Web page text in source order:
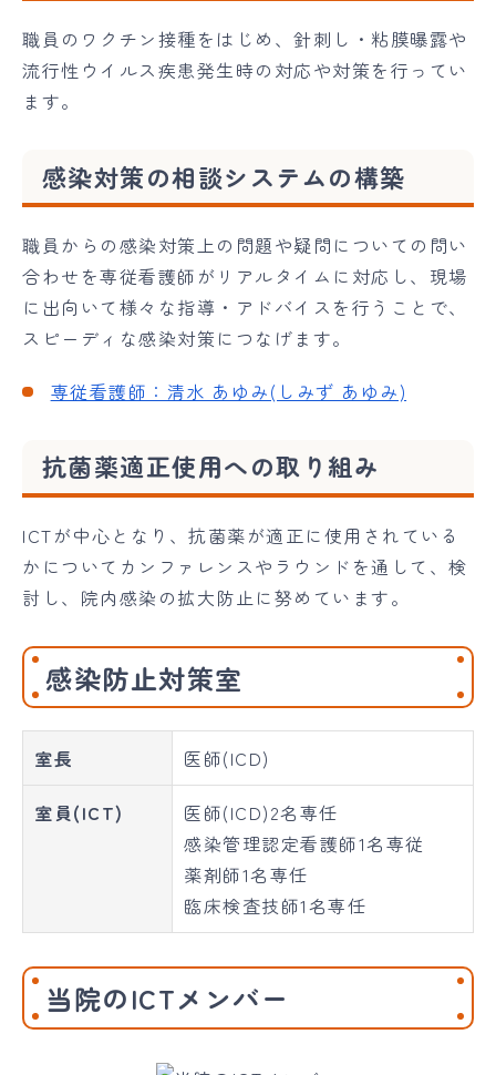
職員のワクチン接種をはじめ、針刺し・粘膜曝露や
流行性ウイルス疾患発生時の対応や対策を行ってい
ます。
感染対策の相談システムの構築
職員からの感染対策上の問題や疑問についての問い
合わせを専従看護師がリアルタイムに対応し、現場
に出向いて様々な指導・アドバイスを行うことで、
スピーディな感染対策につなげます。
専従看護師：清水 あゆみ(しみず あゆみ)
抗菌薬適正使用への取り組み
ICTが中心となり、抗菌薬が適正に使用されている
かについてカンファレンスやラウンドを通して、検
討し、院内感染の拡大防止に努めています。
感染防止対策室
室長 医師(ICD)
室員(ICT)
医師(ICD)2名専任
感染管理認定看護師1名専従
薬剤師1名専任
臨床検査技師1名専任
当院のICTメンバー